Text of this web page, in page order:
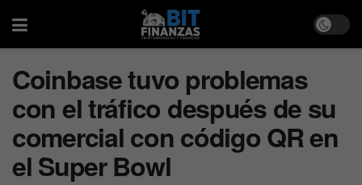
Coinbase tuvo problemas
con el tráfico después de su
comercial con código QR en
el Super Bowl